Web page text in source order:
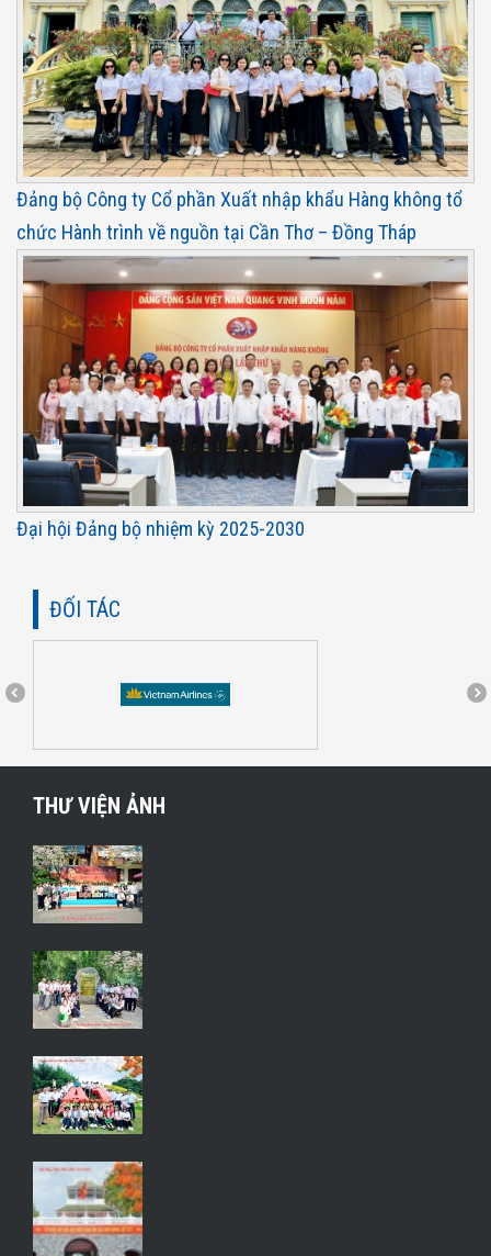
Đảng bộ Công ty Cổ phần Xuất nhập khẩu Hàng không tổ
chức Hành trình về nguồn tại Cần Thơ – Đồng Tháp
Đại hội Đảng bộ nhiệm kỳ 2025-2030
ĐỐI TÁC
THƯ VIỆN ẢNH